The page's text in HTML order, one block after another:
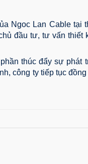
Ngoc Lan Cable tại
đầu tư, tư vấn thiết
thúc đẩy sự phát
công ty tiếp tục